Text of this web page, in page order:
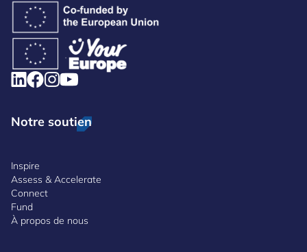
Notre soutien
Inspire
Assess & Accelerate
Connect
Fund
À propos de nous